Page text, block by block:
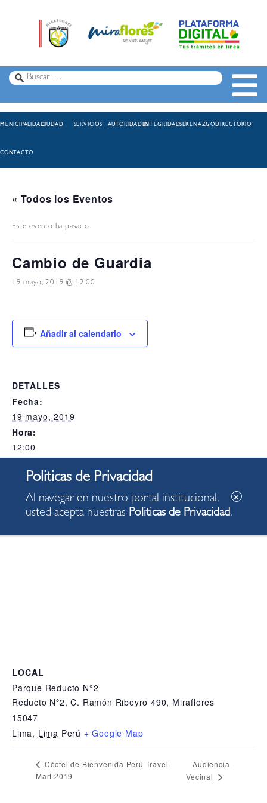
MUNICIPALIDADCIUDAD SERVICIOS AUTORIDADESINTEGRIDADSERENAZGODIRECTORIO
CONTACTO
« Todos los Eventos
Este evento ha pasado.
Cambio de Guardia
19 mayo, 2019 @ 12:00
Añadir al calendario
DETALLES
Fecha:
19 mayo, 2019
Hora:
12:00
Alcaldia
LOCAL
Parque Reducto N°2
Reducto Nº2, C. Ramón Ribeyro 490, Miraflores
15047
Lima, Lima Perú + Google Map
Cóctel de Bienvenida Perú Travel
Mart 2019
Audiencia
Vecinal
Al navegar en nuestro portal institucional,
usted acepta nuestras Politicas de Privacidad.